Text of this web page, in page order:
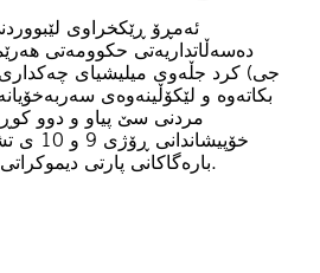
ئەمڕۆ ڕێکخراوی
دەسەڵاتداریەتی حکوومەتی
جی) کرد جڵەوی میلیشیای چەکداری
بکاتەوە و لێکۆڵینەوەی
مردنی سێ پیاو و دوو
بارەگاکانی پارتی دیموکراتی کوردستان بەڕێوە ببات.